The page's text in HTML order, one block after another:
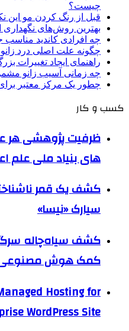
چیست؟
قبل از رنگ کردن مو این
بهترین روش‌های
چه افرادی کاندید مناسب
چگونه علت اصلی درد
راهنمای ایجاد تغییرات
چه زمانی آسیب زانو
چطور یک مرکز معتبر
کسب و کار
ظرفیت پژوهشی هر
های بنیاد ملی علم
کشف یک قمر
سیارک «نیسا»
کشف سیاه‌چاله
کمک هوش
Hosting for
WordPress Site